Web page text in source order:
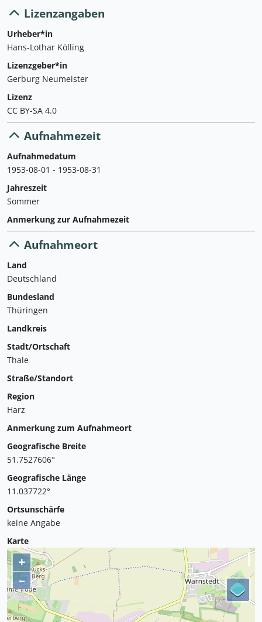
Lizenzangaben
Urheber*in
Hans-Lothar Kölling
Lizenzgeber*in
Gerburg Neumeister
Lizenz
CC BY-SA 4.0
Aufnahmezeit
Aufnahmedatum
1953-08-01 - 1953-08-31
Jahreszeit
Sommer
Anmerkung zur Aufnahmezeit
Aufnahmeort
Land
Deutschland
Bundesland
Thüringen
Landkreis
Stadt/Ortschaft
Thale
Straße/Standort
Region
Harz
Anmerkung zum Aufnahmeort
Geografische Breite
51.7527606°
Geografische Länge
11.037722°
Ortsunschärfe
keine Angabe
Karte
+
–